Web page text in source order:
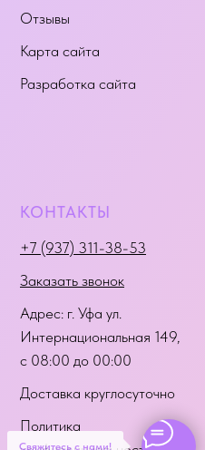
Свяжитесь с нами!
Отзывы
Карта сайта
Разработка сайта
КОНТАКТЫ
+7 (937) 311-38-53
Заказать звонок
Адрес: г. Уфа ул.
Интернациональная 149,
с 08:00 до 00:00
Доставка круглосуточно
Политика